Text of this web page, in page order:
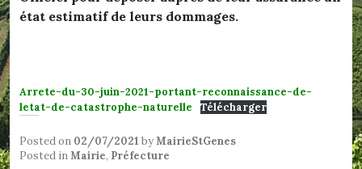
état estimatif de leurs dommages.
Arrete-du-30-juin-2021-portant-reconnaissance-de-
letat-de-catastrophe-naturelle
Télécharger
Posted on 02/07/2021 byMairieStGenes
Posted inMairie, Préfecture